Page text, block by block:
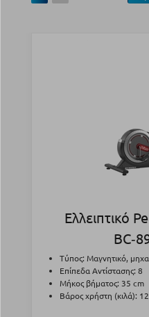
Ελλειπτικό
Τύπος: Μαγνητικό,
Επίπεδα Αντίστασης: 8
Μήκος βήματος: 35 cm
Βάρος χρήστη (κιλά):